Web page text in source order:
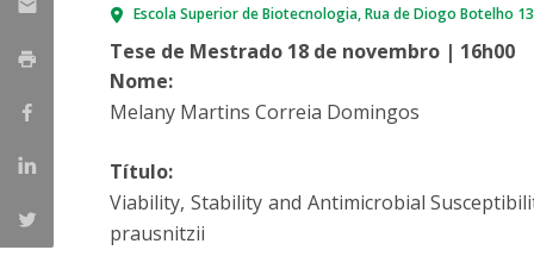
Parcerias Estratégicas
Iniciativas Nacionais
O que dizem sobre a ESB
Candidaturas
Escola Superior de Biotecnologia Rua de Diogo Botelho
Tese de Mestrado 18 de novembro | 16h00
Nome:
Melany Martins Correia Domingos
Título:
Viability, Stability and Antimicrobial
prausnitzii